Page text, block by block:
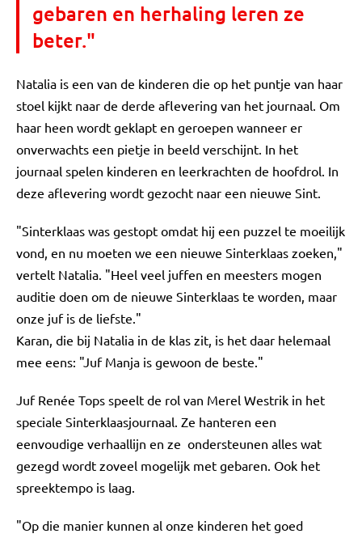
gebaren en herhaling leren ze
beter."
Natalia is een van de kinderen die op het puntje van haar
stoel kijkt naar de derde aflevering van het journaal. Om
haar heen wordt geklapt en geroepen wanneer er
onverwachts een pietje in beeld verschijnt. In het
journaal spelen kinderen en leerkrachten de hoofdrol. In
deze aflevering wordt gezocht naar een nieuwe Sint.
"Sinterklaas was gestopt omdat hij een puzzel te moeilijk
vond, en nu moeten we een nieuwe Sinterklaas zoeken,"
vertelt Natalia. "Heel veel juffen en meesters mogen
auditie doen om de nieuwe Sinterklaas te worden, maar
onze juf is de liefste."
Karan, die bij Natalia in de klas zit, is het daar helemaal
mee eens: "Juf Manja is gewoon de beste."
Juf Renée Tops speelt de rol van Merel Westrik in het
speciale Sinterklaasjournaal. Ze hanteren een
eenvoudige verhaallijn en ze ondersteunen alles wat
gezegd wordt zoveel mogelijk met gebaren. Ook het
spreektempo is laag.
"Op die manier kunnen al onze kinderen het goed